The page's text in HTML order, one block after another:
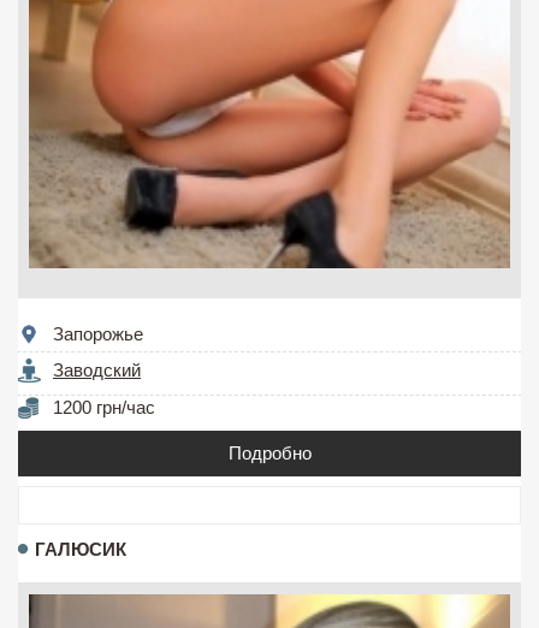
Запорожье
Заводский
1200 грн/час
Подробно
ГАЛЮСИК